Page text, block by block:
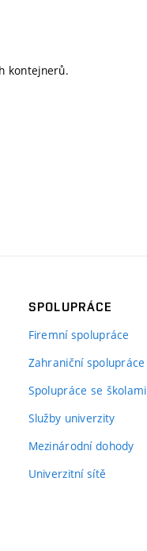
kontejnerů.
SPOLUPRÁCE
Firemní spolupráce
Zahraniční spolupráce
Spolupráce se školami
Služby univerzity
Mezinárodní dohody
Univerzitní sítě